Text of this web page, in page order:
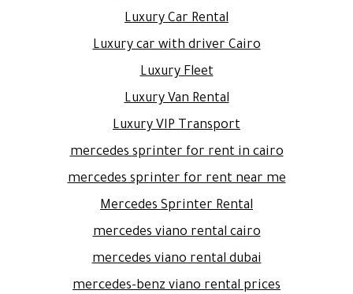
Luxury Car Rental
Luxury car with driver Cairo
Luxury Fleet
Luxury Van Rental
Luxury VIP Transport
mercedes sprinter for rent in cairo
mercedes sprinter for rent near me
Mercedes Sprinter Rental
mercedes viano rental cairo
mercedes viano rental dubai
mercedes-benz viano rental prices